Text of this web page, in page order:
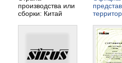
производства или
сборки: Китай